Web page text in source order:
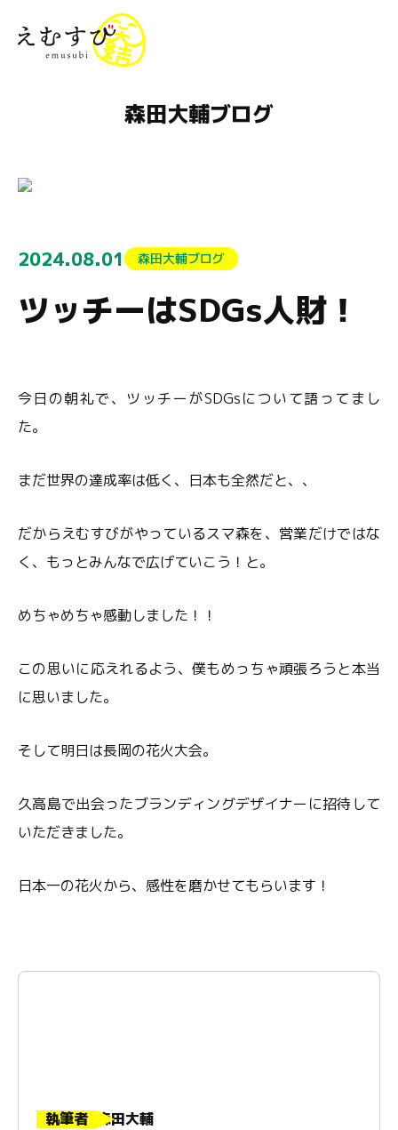
森田大輔ブログ
2024.08.01 森田大輔ブログ
ツッチーはSDGs人財！
今日の朝礼で、ツッチーがSDGsについて語ってまし
た。
まだ世界の達成率は低く、日本も全然だと、、
だからえむすびがやっているスマ森を、営業だけではな
く、もっとみんなで広げていこう！と。
めちゃめちゃ感動しました！！
この思いに応えれるよう、僕もめっちゃ頑張ろうと本当
に思いました。
そして明日は長岡の花火大会。
久高島で出会ったブランディングデザイナーに招待して
いただきました。
日本一の花火から、感性を磨かせてもらいます！
執筆者 森田大輔